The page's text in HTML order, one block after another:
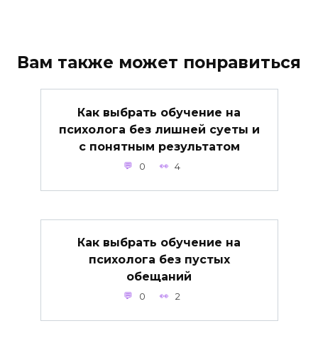
Вам также может понравиться
Как выбрать обучение на
психолога без лишней суеты и
с понятным результатом
0 4
Как выбрать обучение на
психолога без пустых
обещаний
0 2